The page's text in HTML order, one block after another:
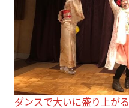
ダンスで大いに盛り上がる